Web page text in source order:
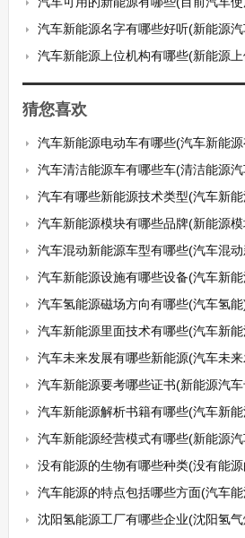
汽车新能源名字有哪些好听(新能源
汽车新能源上位机构有哪些(新能源
猜您喜欢
汽车新能源电动车有哪些(汽车新能
汽车清洁能源车有哪些车(清洁能源
汽车有哪些新能源技术类型(汽车新
汽车新能源模块有哪些品牌(新能源
汽车混动新能源车型有哪些(汽车混
汽车新能源设施有哪些设备(汽车新
汽车氢能源磁场方向有哪些(汽车氢能
汽车新能源里面技术有哪些(汽车新
汽车未来发展有哪些新能源(汽车未
汽车新能源要考哪些证书(新能源汽
汽车新能源解析书籍有哪些(汽车新
汽车新能源经营模式有哪些(新能源
没有能源的生物有哪些种类(没有能
汽车能源的特点包括哪些方面(汽车能源
沈阳氢能源工厂有哪些企业(沈阳氢